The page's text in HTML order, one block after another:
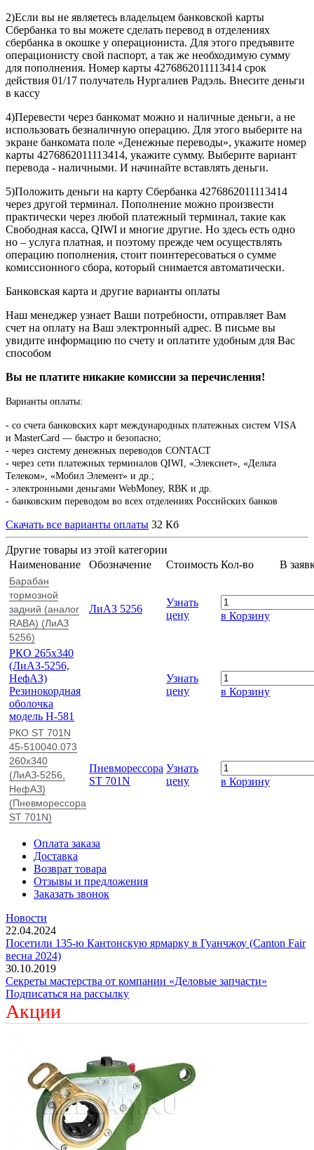
2)Если вы не являетесь владельцем банковской карты
Сбербанка то вы можете сделать перевод в отделениях
сбербанка в окошке у операциониста. Для этого предъявите
операционисту свой паспорт, а так же необходимую сумму
для пополнения. Номер карты 4276862011113414 срок
действия 01/17 получатель Нургалиев Радэль. Внесите деньги
в кассу
4)Перевести через банкомат можно и наличные деньги, а не
использовать безналичную операцию. Для этого выберите на
экране банкомата поле «Денежные переводы», укажите номер
карты 4276862011113414, укажите сумму. Выберите вариант
перевода - наличными. И начинайте вставлять деньги.
5)Положить деньги на карту Сбербанка 4276862011113414
через другой терминал. Пополнение можно произвести
практически через любой платежный терминал, такие как
Свободная касса, QIWI и многие другие. Но здесь есть одно
но – услуга платная, и поэтому прежде чем осуществлять
операцию пополнения, стоит поинтересоваться о сумме
комиссионного сбора, который снимается автоматически.
Банковская карта и другие варианты оплаты
Наш менеджер узнает Ваши потребности, отправляет Вам
счет на оплату на Ваш электронный адрес. В письме вы
увидите информацию по счету и оплатите удобным для Вас
способом
Вы не платите никакие комиссии за перечисления!
Варианты оплаты:
- со счета банковских карт международных платежных систем VISA
и MasterCard — быстро и безопасно;
- через систему денежных переводов CONTACT
- через сети платежных терминалов QIWI, «Элекснет», «Дельта
Телеком», «Мобил Элемент» и др.;
- электронными деньгами WebMoney, RBK и др.
- банковским переводом во всех отделениях Российских банков
Скачать все варианты оплаты 32 Кб
Другие товары из этой категории
Наименование
Обозначение Стоимость Кол-во В
Барабан
тормозной
задний (аналог
RABA) (ЛиАЗ
5256)
ЛиАЗ 5256
Узнать
цену
в Корзину
РКО 265х340
(ЛиАЗ-5256,
НефАЗ)
Резинокордная
оболочка
модель Н-581
Узнать
цену
в Корзину
РКО ST 701N
45-510040.073
260х340
(ЛиАЗ-5256,
НефАЗ)
(Пневморессора
ST 701N)
Пневморессора
ST 701N
Узнать
цену
в Корзину
Оплата заказа
Доставка
Возврат товара
Отзывы и предложения
Заказать звонок
Новости
22.04.2024
Посетили 135-ю Кантонскую ярмарку в Гуанчжоу (Canton Fair
весна 2024)
30.10.2019
Секреты мастерства от компании «Деловые запчасти»
Подписаться на рассылку
Акции